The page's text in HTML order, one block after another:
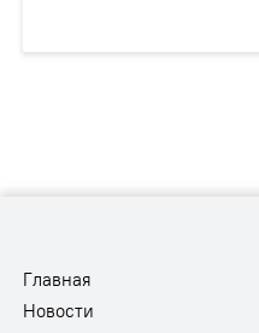
Главная
Новости